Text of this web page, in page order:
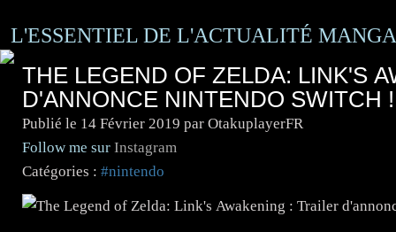
L'ESSENTIEL DE L'ACTUALITÉ
THE LEGEND OF ZELDA: LINK'S
D'ANNONCE NINTENDO SWITCH !
Publié le 14 Février 2019 par OtakuplayerFR
Follow me sur Instagram
Catégories : #nintendo